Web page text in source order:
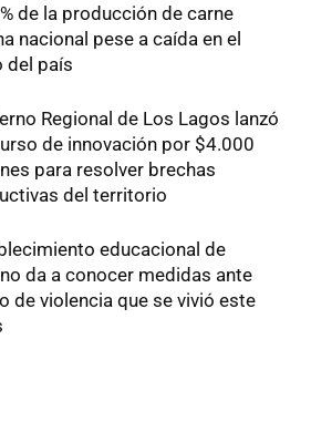
de la producción de carne
nacional pese a caída en el
del país
Regional de Los Lagos lanzó
de innovación por $4.000
para resolver brechas
del territorio
educacional de
da a conocer medidas ante
de violencia que se vivió este